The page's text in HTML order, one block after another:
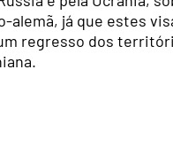
alemã, já que estes
regresso dos